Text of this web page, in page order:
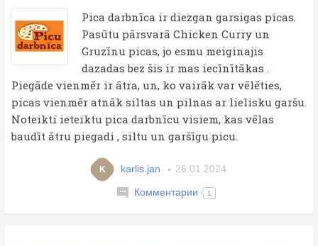
Pica darbnīca ir diezgan garsigas picas.
Pasūtu pārsvarā Chicken Curry un
Gruzīnu picas, jo esmu meiginajis
dazadas bez šis ir mas iecīnītākas .
Piegāde vienmēr ir ātra, un, ko vairāk var vēlēties,
picas vienmēr atnāk siltas un pilnas ar lielisku garšu.
Noteikti ieteiktu pica darbnīcu visiem, kas vēlas
baudīt ātru piegadi , siltu un garšīgu picu.
K karlis.jan 26.01.2024
Комментарии 1